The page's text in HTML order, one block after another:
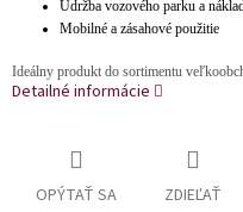
Údržba vozového parku a
Mobilné a zásahové použitie
Ideálny produkt do sortimentu
Detailné informácie
OPÝTAŤ SA ZDIEĽAŤ